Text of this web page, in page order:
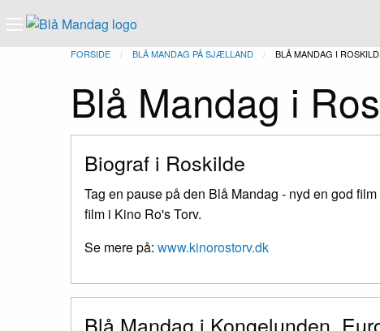
FORSIDE BLÅ MANDAG PÅ SJÆLLAND NUVÆRENDE:
BLÅ MANDAG I
Blå Mandag i
Biograf i Roskilde
Tag en pause på den Blå Mandag - nyd en god
film i Kino Ro's Torv.
Se mere på: www.kinorostorv.dk
Blå Mandag i Kongelunden,